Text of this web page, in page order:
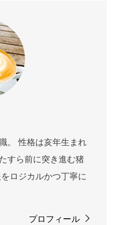
。 性格は亥年生まれ
すら前に突き進む猪
ロジカルかつ丁寧に
プロフィール